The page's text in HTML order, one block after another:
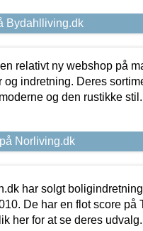
Bydahlliving.dk
relativt ny webshop på
og indretning. Deres
og den rustikke
Norliving.dk
har solgt
De har en flot score på
her for at se deres udvalg.